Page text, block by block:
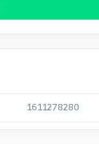
1611278280